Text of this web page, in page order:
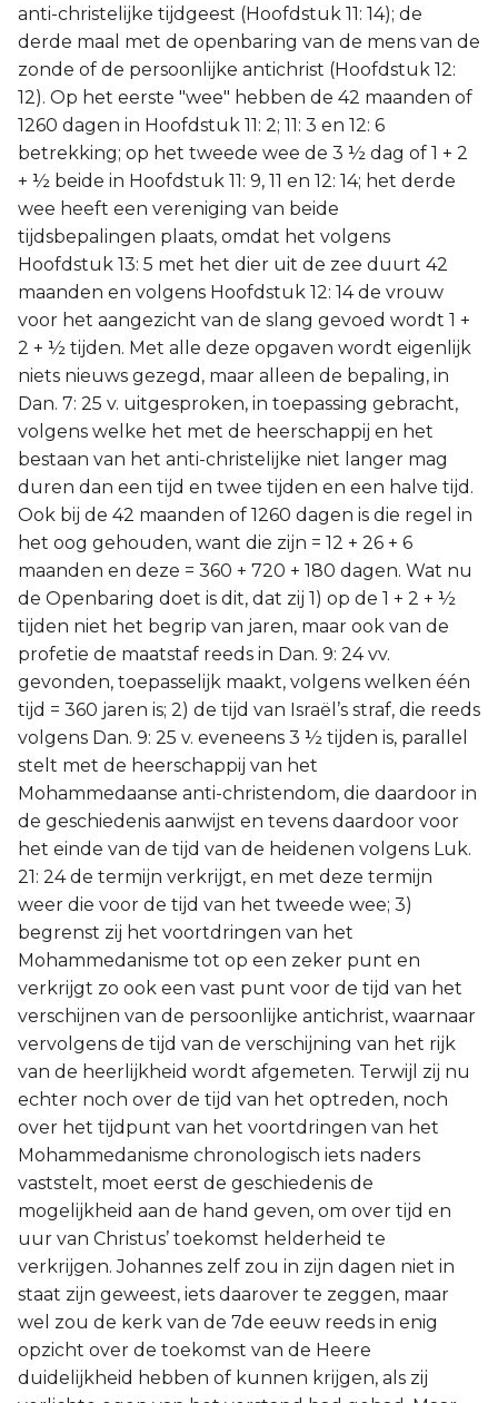
anti-christelijke tijdgeest (Hoofdstuk 11: 14); de
derde maal met de openbaring van de mens van de
zonde of de persoonlijke antichrist (Hoofdstuk 12:
12). Op het eerste "wee" hebben de 42 maanden of
1260 dagen in Hoofdstuk 11: 2; 11: 3 en 12: 6
betrekking; op het tweede wee de 3 ½ dag of 1 + 2
+ ½ beide in Hoofdstuk 11: 9, 11 en 12: 14; het derde
wee heeft een vereniging van beide
tijdsbepalingen plaats, omdat het volgens
Hoofdstuk 13: 5 met het dier uit de zee duurt 42
maanden en volgens Hoofdstuk 12: 14 de vrouw
voor het aangezicht van de slang gevoed wordt 1 +
2 + ½ tijden. Met alle deze opgaven wordt eigenlijk
niets nieuws gezegd, maar alleen de bepaling, in
Dan. 7: 25 v. uitgesproken, in toepassing gebracht,
volgens welke het met de heerschappij en het
bestaan van het anti-christelijke niet langer mag
duren dan een tijd en twee tijden en een halve tijd.
Ook bij de 42 maanden of 1260 dagen is die regel in
het oog gehouden, want die zijn = 12 + 26 + 6
maanden en deze = 360 + 720 + 180 dagen. Wat nu
de Openbaring doet is dit, dat zij 1) op de 1 + 2 + ½
tijden niet het begrip van jaren, maar ook van de
profetie de maatstaf reeds in Dan. 9: 24 vv.
gevonden, toepasselijk maakt, volgens welken één
tijd = 360 jaren is; 2) de tijd van Israël’s straf, die reeds
volgens Dan. 9: 25 v. eveneens 3 ½ tijden is, parallel
stelt met de heerschappij van het
Mohammedaanse anti-christendom, die daardoor in
de geschiedenis aanwijst en tevens daardoor voor
het einde van de tijd van de heidenen volgens Luk.
21: 24 de termijn verkrijgt, en met deze termijn
weer die voor de tijd van het tweede wee; 3)
begrenst zij het voortdringen van het
Mohammedanisme tot op een zeker punt en
verkrijgt zo ook een vast punt voor de tijd van het
verschijnen van de persoonlijke antichrist, waarnaar
vervolgens de tijd van de verschijning van het rijk
van de heerlijkheid wordt afgemeten. Terwijl zij nu
echter noch over de tijd van het optreden, noch
over het tijdpunt van het voortdringen van het
Mohammedanisme chronologisch iets naders
vaststelt, moet eerst de geschiedenis de
mogelijkheid aan de hand geven, om over tijd en
uur van Christus’ toekomst helderheid te
verkrijgen. Johannes zelf zou in zijn dagen niet in
staat zijn geweest, iets daarover te zeggen, maar
wel zou de kerk van de 7de eeuw reeds in enig
opzicht over de toekomst van de Heere
duidelijkheid hebben of kunnen krijgen, als zij